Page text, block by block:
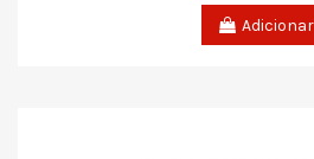
Adicionar